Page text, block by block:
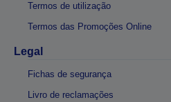
Termos de utilização
Termos das Promoções Online
Legal
Fichas de segurança
Livro de reclamações